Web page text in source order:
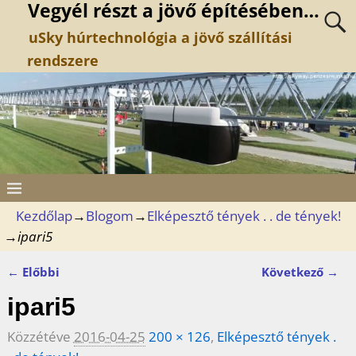
Vegyél részt a jövő építésében…
uSky húrtechnológia a jövő szállítási
rendszere
Kezdőlap→Blogom→Elképesztő tények . . de tények!
→ipari5
← Előbbi Következő →
ipari5
Közzétéve 2016-04-25 200 × 126, Elképesztő tények .